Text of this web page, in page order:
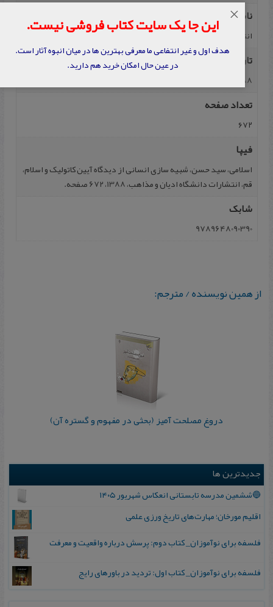
ناشر
انتشارات دانشگاه ادیان و مذاهب
تاریخ نشر
1388
تعداد صفحه
۶۷۲
فیپا
اسلامی، سید حسن، شبیه سازی انسانی از دیدگاه آیین کاتولیک و اسلام،
قم، انتشارات دانشگاه ادیان و مذاهب، 1388، 672 صفحه.
شابک
9789648090390
از همین نویسنده / مترجم:
دروغ مصلحت آمیز (بحثی در مفهوم و گستره آن)
جدیدترین ها
🔵ششمین مدرسه تابستانی انعکاس شهریور ۱۴۰۵
اقلیم مورخان؛ مهارت‌های تاریخ ورزی علمی
فلسفه برای نوآموزان_ کتاب دوم: پرسش درباره واقعیت و معرفت
فلسفه برای نوآموزان_ کتاب اول: تردید در باورهای رایج
این جا یک سایت کتاب فروشی نیست.
هدف اول و غیر انتفاعی ما معرفی بهترین ها در میان انبوه آثار است.
در عین حال امکان خرید هم دارید.
×